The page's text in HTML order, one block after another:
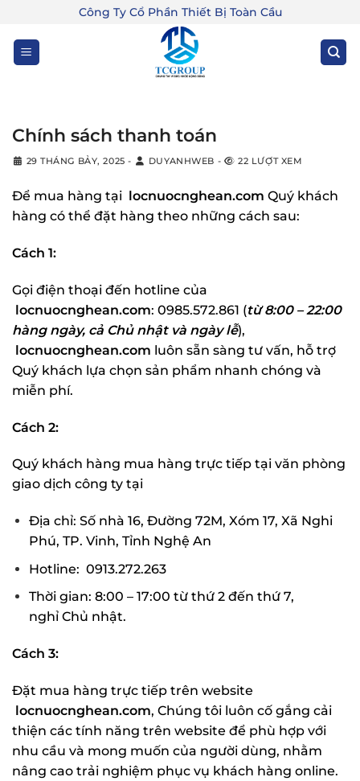
dung
Công Ty Cổ Phần Thiết Bị Toàn Cầu
Chính sách thanh toán
29 THÁNG BẢY, 2025 - DUYANHWEB - 22 LƯỢT XEM
Để mua hàng tại locnuocnghean.com Quý khách
hàng có thể đặt hàng theo những cách sau:
Cách 1:
Gọi điện thoại đến hotline của
locnuocnghean.com: 0985.572.861 (từ 8:00 – 22:00
hàng ngày, cả Chủ nhật và ngày lễ),
locnuocnghean.com luôn sẵn sàng tư vấn, hỗ trợ
Quý khách lựa chọn sản phẩm nhanh chóng và
miễn phí.
Cách 2:
Quý khách hàng mua hàng trực tiếp tại văn phòng
giao dịch công ty tại
Địa chỉ: Số nhà 16, Đường 72M, Xóm 17, Xã Nghi
Phú, TP. Vinh, Tỉnh Nghệ An
Hotline: 0913.272.263
Thời gian: 8:00 – 17:00 từ thứ 2 đến thứ 7,
nghỉ Chủ nhật.
Cách 3:
Đặt mua hàng trực tiếp trên website
locnuocnghean.com, Chúng tôi luôn cố gắng cải
thiện các tính năng trên website để phù hợp với
nhu cầu và mong muốn của người dùng, nhằm
nâng cao trải nghiệm phục vụ khách hàng online.